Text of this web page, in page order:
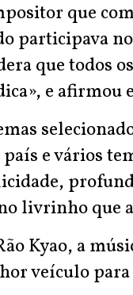
que
participava
que todos
e afirmou
país e vários
livrinho que
Kyao, a
veículo